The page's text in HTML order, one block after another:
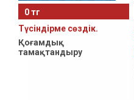
0 тг
Түсiндiрме сөздiк.
Қоғамдық
тамақтандыру